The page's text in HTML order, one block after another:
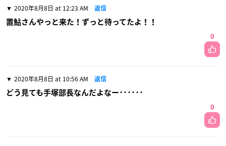
2020年8月8日 at 12:23 AM 返信
置鮎さんやっと来た！ずっと待ってたよ！！
0
2020年8月8日 at 10:56 AM 返信
どう見ても手塚部長なんだよなー･･････
0